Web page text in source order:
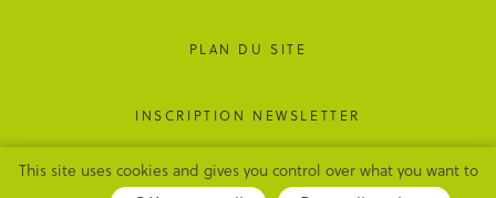
PLAN DU SITE
INSCRIPTION NEWSLETTER
GESTION DES COOKIES
This site uses cookies and gives you control over what you want to